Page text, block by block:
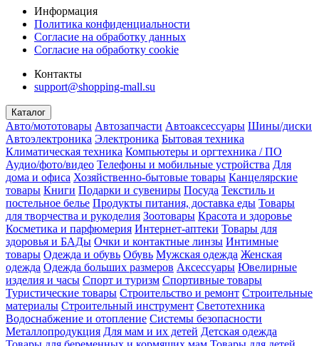
Информация
Политика конфиденциальности
Согласие на обработку данных
Согласие на обработку cookie
Контакты
support@shopping-mall.su
Каталог
Авто/мототовары Автозапчасти Автоаксессуары Шины/диски
Автоэлектроника Электроника Бытовая техника
Климатическая техника Компьютеры и оргтехника / ПО
Аудио/фото/видео Телефоны и мобильные устройства Для
дома и офиса Хозяйственно-бытовые товары Канцелярские
товары Книги Подарки и сувениры Посуда Текстиль и
постельное белье Продукты питания, доставка еды Товары
для творчества и рукоделия Зоотовары Красота и здоровье
Косметика и парфюмерия Интернет-аптеки Товары для
здоровья и БАДы Очки и контактные линзы Интимные
товары Одежда и обувь Обувь Мужская одежда Женская
одежда Одежда больших размеров Аксессуары Ювелирные
изделия и часы Спорт и туризм Спортивные товары
Туристические товары Строительство и ремонт Строительные
материалы Строительный инструмент Светотехника
Водоснабжение и отопление Системы безопасности
Металлопродукция Для мам и их детей Детская одежда